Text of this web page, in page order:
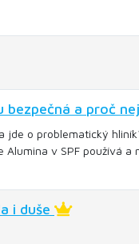
bezpečná a proč
jde o problematický
v SPF používá a
i duše